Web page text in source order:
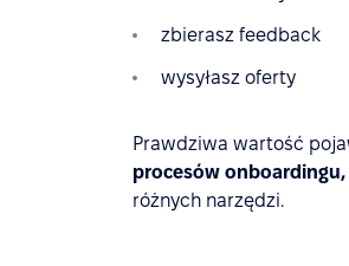
zbierasz feedback
wysyłasz oferty
Prawdziwa wartość
procesów
różnych narzędzi.